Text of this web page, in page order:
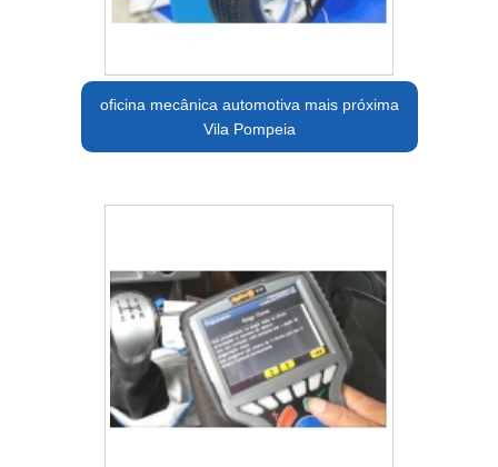
oficina mecânica automotiva mais próxima
Vila Pompeia